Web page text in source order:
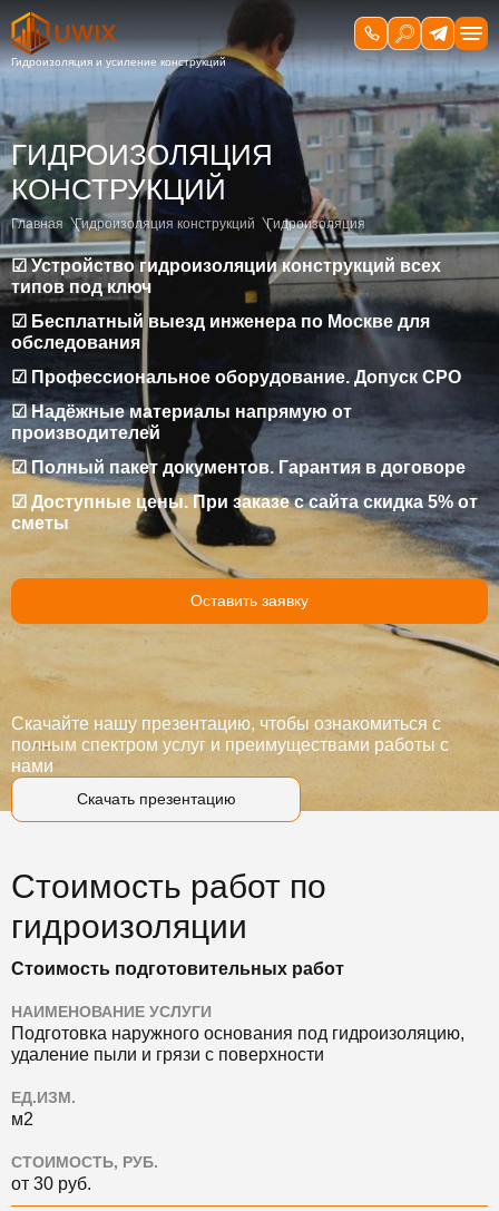
ГИДРОИЗОЛЯЦИЯ
КОНСТРУКЦИЙ
Главная Гидроизоляция конструкций Гидроизоляция
☑ Устройство гидроизоляции конструкций всех
типов под ключ
☑ Бесплатный выезд инженера по Москве для
обследования
☑ Профессиональное оборудование. Допуск СРО
☑ Надёжные материалы напрямую от
производителей
☑ Полный пакет документов. Гарантия в договоре
☑ Доступные цены. При заказе с сайта скидка 5% от
сметы
Оставить заявку
Скачать презентацию
Скачайте нашу презентацию, чтобы ознакомиться с
полным спектром услуг и преимуществами работы с
нами
Стоимость работ по
гидроизоляции
Стоимость подготовительных работ
НАИМЕНОВАНИЕ УСЛУГИ
Подготовка наружного основания под гидроизоляцию,
удаление пыли и грязи с поверхности
ЕД.ИЗМ.
м2
СТОИМОСТЬ, РУБ.
от 30 руб.